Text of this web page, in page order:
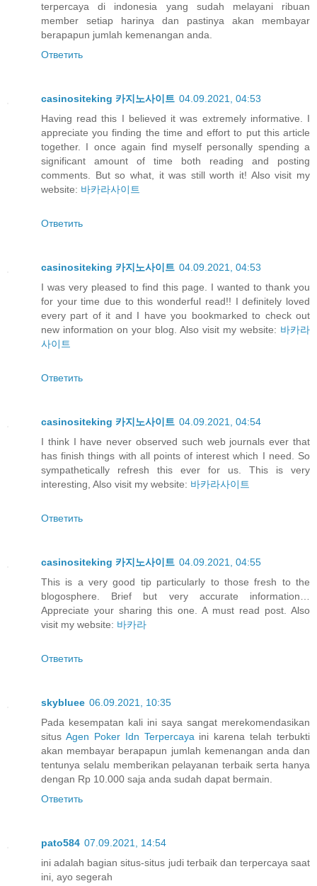
terpercaya di indonesia yang sudah melayani ribuan
member setiap harinya dan pastinya akan membayar
berapapun jumlah kemenangan anda.
Ответить
casinositeking 카지노사이트 04.09.2021, 04:53
Having read this I believed it was extremely informative. I
appreciate you finding the time and effort to put this article
together. I once again find myself personally spending a
significant amount of time both reading and posting
comments. But so what, it was still worth it! Also visit my
website: 바카라사이트
Ответить
casinositeking 카지노사이트 04.09.2021, 04:53
I was very pleased to find this page. I wanted to thank you
for your time due to this wonderful read!! I definitely loved
every part of it and I have you bookmarked to check out
new information on your blog. Also visit my website: 바카라
사이트
Ответить
casinositeking 카지노사이트 04.09.2021, 04:54
I think I have never observed such web journals ever that
has finish things with all points of interest which I need. So
sympathetically refresh this ever for us. This is very
interesting, Also visit my website: 바카라사이트
Ответить
casinositeking 카지노사이트 04.09.2021, 04:55
This is a very good tip particularly to those fresh to the
blogosphere. Brief but very accurate information…
Appreciate your sharing this one. A must read post. Also
visit my website: 바카라
Ответить
skybluee 06.09.2021, 10:35
Pada kesempatan kali ini saya sangat merekomendasikan
situs Agen Poker Idn Terpercaya ini karena telah terbukti
akan membayar berapapun jumlah kemenangan anda dan
tentunya selalu memberikan pelayanan terbaik serta hanya
dengan Rp 10.000 saja anda sudah dapat bermain.
Ответить
pato584 07.09.2021, 14:54
ini adalah bagian situs-situs judi terbaik dan terpercaya saat
ini, ayo segerah